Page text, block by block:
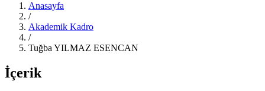
Anasayfa
/
Akademik Kadro
/
Tuğba YILMAZ ESENCAN
İçerik